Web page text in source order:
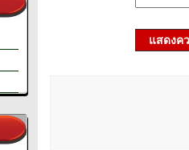
แสดงค